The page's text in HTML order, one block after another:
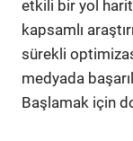
etkili bir yol
kapsamlı
sürekli
medyada
Başlamak için